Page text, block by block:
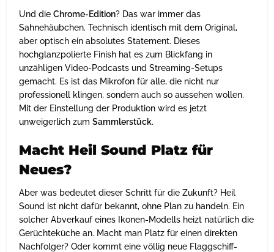
Und dieChrome-Edition? Das war immer das
Sahnehäubchen. Technisch identisch mit dem Original,
aber optisch ein absolutes Statement. Dieses
hochglanzpolierte Finish hat es zum Blickfang in
unzähligen Video-Podcasts und Streaming-Setups
gemacht. Es ist das Mikrofon für alle, die nicht nur
professionell klingen, sondern auch so aussehen wollen.
Mit der Einstellung der Produktion wird es jetzt
unweigerlich zumSammlerstück.
Macht Heil Sound Platz für
Neues?
Aber was bedeutet dieser Schritt für die Zukunft? Heil
Sound ist nicht dafür bekannt, ohne Plan zu handeln. Ein
solcher Abverkauf eines Ikonen-Modells heizt natürlich die
Gerüchteküche an. Macht man Platz für einen direkten
Nachfolger? Oder kommt eine völlig neue Flaggschiff-